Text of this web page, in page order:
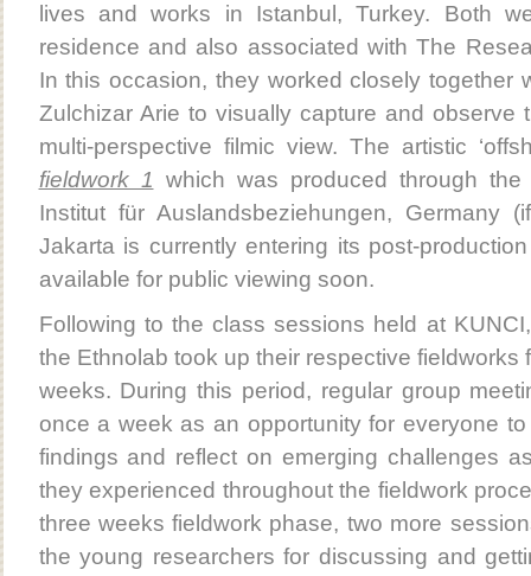
lives and works in Istanbul, Turkey. Both
residence and also associated with The
In this occasion, they worked closely together
Zulchizar Arie to visually capture and observe
multi-perspective filmic view. The artistic
fieldwork 1 which was produced through
Institut für Auslandsbeziehungen, Germany
Jakarta is currently entering its post-
available for public viewing soon.
Following to the class sessions held at
the Ethnolab took up their respective fieldworks
weeks. During this period, regular group
once a week as an opportunity for everyone
findings and reflect on emerging challenges
they experienced throughout the fieldwork
three weeks fieldwork phase, two more
the young researchers for discussing and